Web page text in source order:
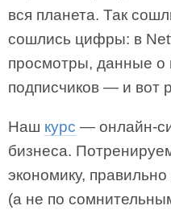
вся планета. Так
сошлись цифры: в
просмотры, данные о
подписчиков — и вот
Наш курс — онлайн-
бизнеса.
экономику,
(а не по